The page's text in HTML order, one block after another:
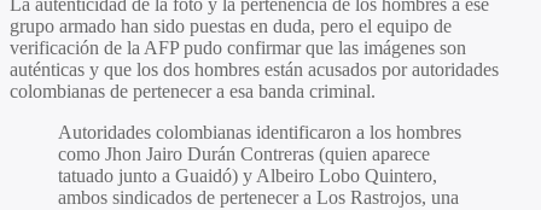
grupo armado han sido puestas en duda, pero el equipo de
verificación de la AFP pudo confirmar que las imágenes son
auténticas y que los dos hombres están acusados por autoridades
colombianas de pertenecer a esa banda criminal.
Autoridades colombianas identificaron a los hombres
como Jhon Jairo Durán Contreras (quien aparece
tatuado junto a Guaidó) y Albeiro Lobo Quintero,
ambos sindicados de pertenecer a Los Rastrojos, una